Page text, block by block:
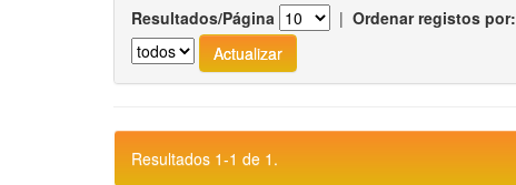
Resultados/Página | Ordenar registos por:
Resultados 1-1 de 1.